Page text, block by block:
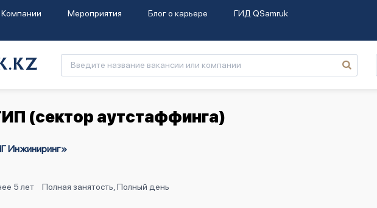
Компании Мероприятия Блог о карьере ГИД QSamruk
(сектор аутстаффинга)
Инжиниринг»
5 лет Полная занятость, Полный день